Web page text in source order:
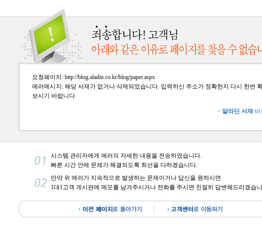
요청페이지: http://blog.aladin.co.kr/blog/paper.aspx
에러메시지: 해당 서재가 없거나 삭제되었습니다. 입력하신 주소가 정확한지 다시 한번
보시기 바랍니다.
> 알라딘 서재 바
시스템 관리자에게 에러의 자세한 내용을 전송하였습니다.
빠른 시간 안에 문제가 해결되도록 최선을 다하겠습니다.
만약 위 에러가 지속적으로 발생하는 문제이거나 답신을 원하시면
1대1고객 게시판에 메모를 남겨주시거나 전화를 주시면 친절히 답변해드리겠습